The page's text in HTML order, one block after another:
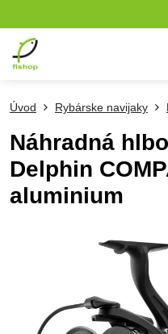
Úvod Rybárske navijaky
Náhradná
Delphin
aluminium